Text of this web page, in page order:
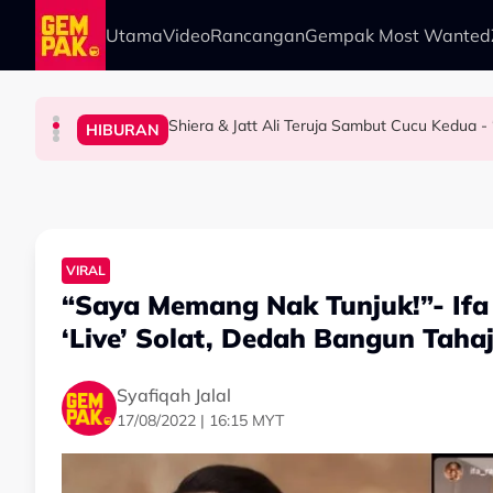
Skip to main content
UtamaVideoRancanganGempak Most Wanted
HIBURAN Khairul Aming Pilih Merdeka 118 Sebagai
HIBURAN Shiera & Jatt Ali Teruja Sambut Cucu Kedua
SELEBRITI "Agak Lucah & Melampau" - Kamal Adli
HIBURAN “Mak Cik Saya Berniaga Pondok Buruk, Dia
VIRAL
“Saya Memang Nak Tunjuk!”-
‘Live’ Solat, Dedah Bangun
Syafiqah Jalal
17/08/2022 | 16:15 MYT